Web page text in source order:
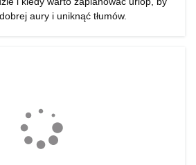
aury i uniknąć tłumów.